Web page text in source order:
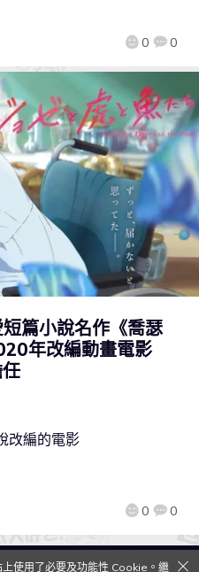
0 0
篇小說名作《喬瑟
年改編動畫電影
0 0
改編的電影
使用了必要及功能性 Cookie。繼